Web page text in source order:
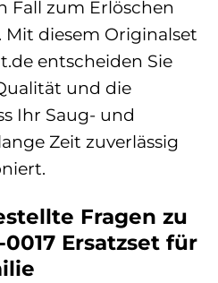
Fall zum Erlöschen
Mit diesem Originalset
entscheiden Sie
und die
Ihr Saug- und
Zeit zuverlässig
Fragen zu
0017 Ersatzset für